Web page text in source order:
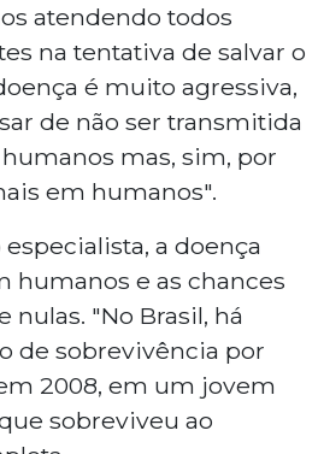
atendendo todos
na tentativa de salvar o
é muito agressiva,
de não ser transmitida
mas, sim, por
em humanos".
a doença
humanos e as chances
nulas. "No Brasil, há
de sobrevivência por
2008, em um jovem
sobreviveu ao